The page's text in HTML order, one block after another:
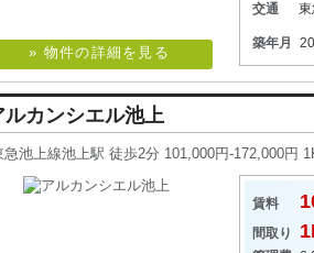
» 物件の詳細を見る
交通 東
築年月
ルカンシエル池上
急池上線池上駅 徒歩2分 101,000円-172,000円
賃料
間取り